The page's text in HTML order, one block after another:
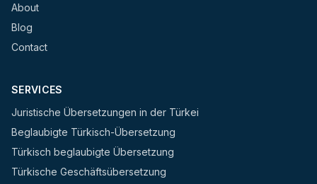
About
Blog
Contact
SERVICES
Juristische Übersetzungen in der Türkei
Beglaubigte Türkisch-Übersetzung
Türkisch beglaubigte Übersetzung
Türkische Geschäftsübersetzung